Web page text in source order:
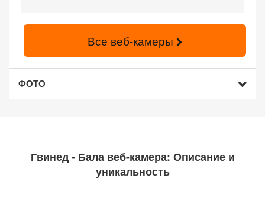
Все веб-камеры
ФОТО
Гвинед - Бала веб-камера: Описание и
уникальность